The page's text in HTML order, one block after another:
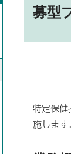
募型
特定保
施します